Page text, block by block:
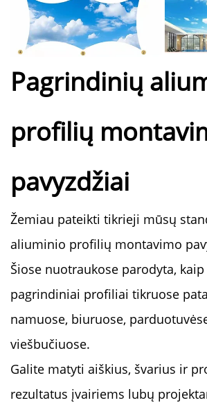
Pagrindinių
profilių
pavyzdžiai
Žemiau pateikti tikrieji mūsų
aliuminio profilių montavimo
Šiose nuotraukose parodyta,
pagrindiniai profiliai tikruose
namuose, biuruose,
viešbučiuose.
Galite matyti aiškius, švarius ir
rezultatus įvairiems lubų